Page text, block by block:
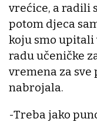
vrećice, a radili
potom djeca
koju smo
radu učeničke
vremena za sve
nabrojala.
-Treba jako